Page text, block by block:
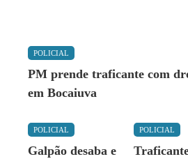
POLICIAL
PM prende traficante com
em Bocaiuva
POLICIAL
Galpão desaba e
POLICIAL